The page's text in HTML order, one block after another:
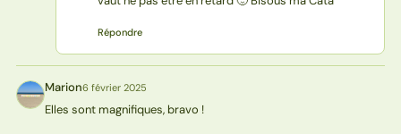
Répondre
M Marion6 février 2025
Elles sont magnifiques, bravo !